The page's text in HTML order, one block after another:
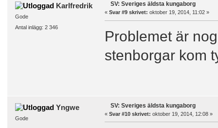
Karlfredrik
Gode
Antal inlägg: 2 346
SV: Sveriges äldsta kungaborg
« Svar #9 skrivet: oktober 19, 2014, 11:02 »
Problemet är
stenborgar kom
Yngwe
Gode
SV: Sveriges äldsta kungaborg
« Svar #10 skrivet: oktober 19, 2014, 12:08 »